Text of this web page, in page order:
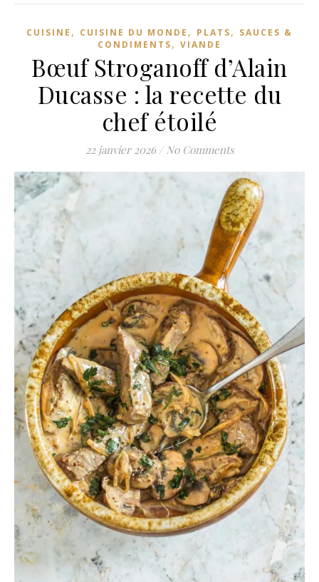
CUISINE , CUISINE DU MONDE , PLATS, SAUCES &
CONDIMENTS, VIANDE
Bœuf Stroganoff d’Alain
Ducasse : la recette du
chef étoilé
22 janvier 2026 / No Comments